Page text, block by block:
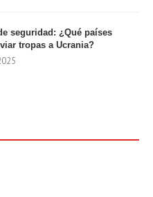
seguridad: ¿Qué países
tropas a Ucrania?